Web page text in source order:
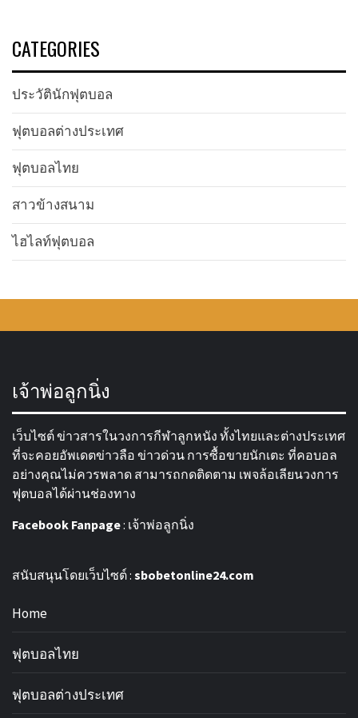
CATEGORIES
ประวัตินักฟุตบอล
ฟุตบอลต่างประเทศ
ฟุตบอลไทย
สาวข้างสนาม
ไฮไลท์ฟุตบอล
เจ้าพ่อลูกนิ่ง
เว็บไซต์ ข่าวสารในวงการกีฬาลูกหนัง ทั้งไทยและต่างประเทศ
ที่จะคอยอัพเดตข่าวลือ ข่าวด่วน การซื้อขายนักเตะ ที่คอบอล
อย่างคุณไม่ควรพลาด สามารถกดติดตาม เพจล้อเลียนวงการ
ฟุตบอลได้ผ่านช่องทาง
Facebook Fanpage: เจ้าพ่อลูกนิ่ง
สนับสนุนโดยเว็บไซต์ : sbobetonline24.com
Home
ฟุตบอลไทย
ฟุตบอลต่างประเทศ